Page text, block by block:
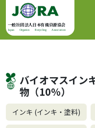
コンテンツへスキップ
メインナビゲーシ
一般社団法人日本有機資源協会
Japan Organics Recycling Association
バイオマスイン
物（10％）
インキ (インキ・塗料)